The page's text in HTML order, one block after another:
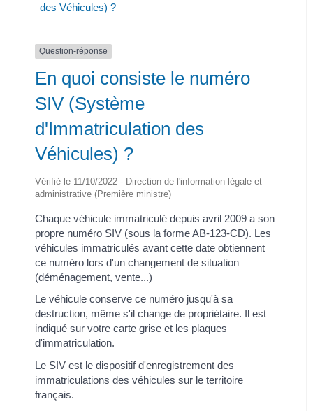
des Véhicules) ?
Question-réponse
En quoi consiste le numéro
SIV (Système
d'Immatriculation des
Véhicules) ?
Vérifié le 11/10/2022 - Direction de l'information légale et
administrative (Première ministre)
Chaque véhicule immatriculé depuis avril 2009 a son
propre numéro SIV (sous la forme AB-123-CD). Les
véhicules immatriculés avant cette date obtiennent
ce numéro lors d'un changement de situation
(déménagement, vente...)
Le véhicule conserve ce numéro jusqu'à sa
destruction, même s'il change de propriétaire. Il est
indiqué sur votre carte grise et les plaques
d'immatriculation.
Le SIV est le dispositif d'enregistrement des
immatriculations des véhicules sur le territoire
français.